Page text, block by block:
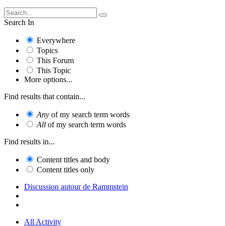
Search In
Everywhere
Topics
This Forum
This Topic
More options...
Find results that contain...
Any of my search term words
All of my search term words
Find results in...
Content titles and body
Content titles only
Discussion autour de Rammstein
All Activity